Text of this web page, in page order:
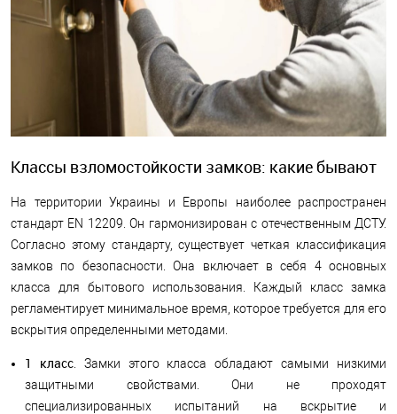
Классы взломостойкости замков: какие бывают
На территории Украины и Европы наиболее распространен
стандарт EN 12209. Он гармонизирован с отечественным ДСТУ.
Согласно этому стандарту, существует четкая классификация
замков по безопасности. Она включает в себя 4 основных
класса для бытового использования. Каждый класс замка
регламентирует минимальное время, которое требуется для его
вскрытия определенными методами.
1 класс. Замки этого класса обладают самыми низкими
защитными свойствами. Они не проходят
специализированных испытаний на вскрытие и